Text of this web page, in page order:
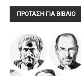
ΠΡΟΤΑΣΗ ΓΙΑ ΒΙΒΛΙΟ